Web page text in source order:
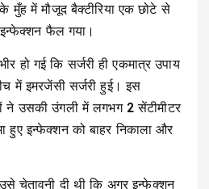
मुँह में मौजूद बैक्टीरिया एक छोटे से
फैल गया।
हो गई कि सर्जरी ही एकमात्र उपाय
में इमरजेंसी सर्जरी हुई। इस
ने उसकी उंगली में लगभग 2 सेंटीमीटर
हुए इन्फेक्शन को बाहर निकाला और
चेतावनी दी थी कि अगर इन्फेक्शन